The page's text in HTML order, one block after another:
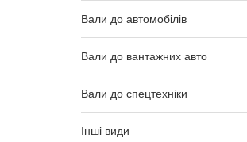
Вали до автомобілів
Вали до вантажних авто
Вали до спецтехніки
Інші види